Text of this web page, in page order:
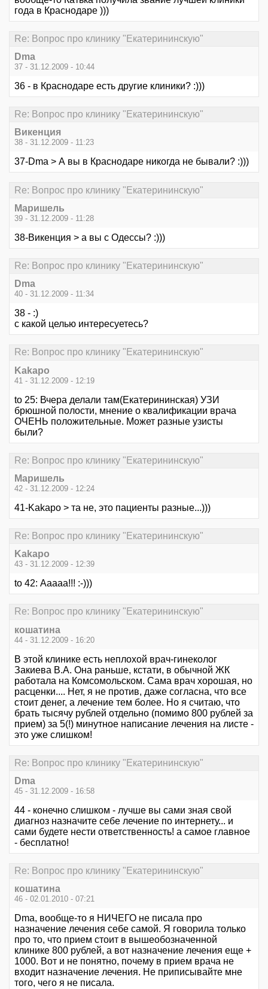
года в Краснодаре )))
Re: Вопрос про клинику "Екатерининскую"
Dma
37 - 31.12.2009 - 10:44
36 - в Краснодаре есть другие клиники? :)))
Re: Вопрос про клинику "Екатерининскую"
Викенция
38 - 31.12.2009 - 11:23
37-Dma > А вы в Краснодаре никогда не бывали? :)))
Re: Вопрос про клинику "Екатерининскую"
Маришель
39 - 31.12.2009 - 11:28
38-Викенция > а вы с Одессы? :)))
Re: Вопрос про клинику "Екатерининскую"
Dma
40 - 31.12.2009 - 11:34
38 - :)
с какой целью интересуетесь?
Re: Вопрос про клинику "Екатерининскую"
Kakapo
41 - 31.12.2009 - 12:19
to 25: Вчера делали там(Екатерининская) УЗИ
брюшной полости, мнение о квалификации врача
ОЧЕНЬ положительные. Может разные узисты
были?
Re: Вопрос про клинику "Екатерининскую"
Маришель
42 - 31.12.2009 - 12:24
41-Kakapo > та не, это пациенты разные...)))
Re: Вопрос про клинику "Екатерининскую"
Kakapo
43 - 31.12.2009 - 12:39
to 42: Ааааа!!! :-)))
Re: Вопрос про клинику "Екатерининскую"
кошатина
44 - 31.12.2009 - 16:20
В этой клинике есть неплохой врач-гинеколог
Закиева В.А. Она раньше, кстати, в обычной ЖК
работала на Комсомольском. Сама врач хорошая, но
расценки.... Нет, я не против, даже согласна, что все
стоит денег, а лечение тем более. Но я считаю, что
брать тысячу рублей отдельно (помимо 800 рублей за
прием) за 5(!) минутное написание лечения на листе -
это уже слишком!
Re: Вопрос про клинику "Екатерининскую"
Dma
45 - 31.12.2009 - 16:58
44 - конечно слишком - лучше вы сами зная свой
диагноз назначите себе лечение по интернету... и
сами будете нести ответственность! а самое главное
- бесплатно!
Re: Вопрос про клинику "Екатерининскую"
кошатина
46 - 02.01.2010 - 07:21
Dma, вообще-то я НИЧЕГО не писала про
назначение лечения себе самой. Я говорила только
про то, что прием стоит в вышеобозначенной
клинике 800 рублей, а вот назначение лечения еще +
1000. Вот и не понятно, почему в прием врача не
входит назначение лечения. Не приписывайте мне
того, чего я не писала.